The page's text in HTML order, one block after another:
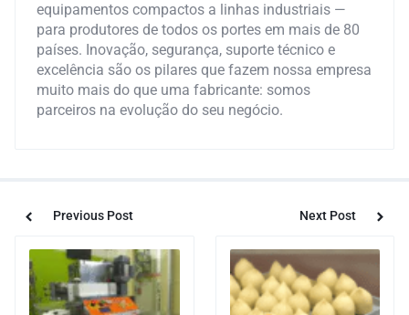
equipamentos compactos a linhas industriais —
para produtores de todos os portes em mais de 80
países. Inovação, segurança, suporte técnico e
excelência são os pilares que fazem nossa empresa
muito mais do que uma fabricante: somos
parceiros na evolução do seu negócio.
Previous Post Next Post